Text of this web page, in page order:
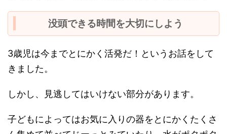
没頭できる時間を大切にしよう
3歳児は今までとにかく活発だ！というお話をして
きました。
しかし、見逃してはいけない部分があります。
子どもによってはお気に入りの器をとにかくたくさ